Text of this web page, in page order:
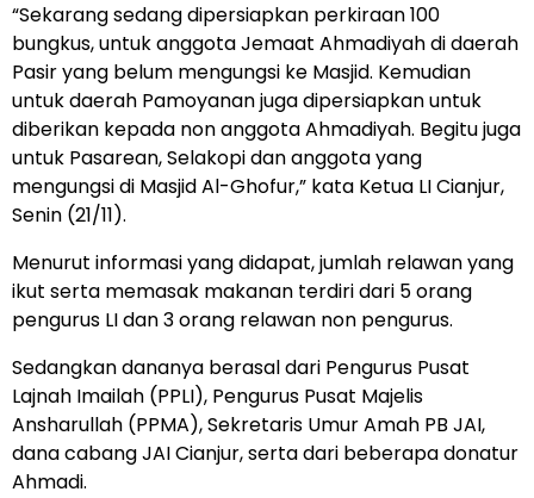
“Sekarang sedang dipersiapkan perkiraan 100
bungkus, untuk anggota Jemaat Ahmadiyah di daerah
Pasir yang belum mengungsi ke Masjid. Kemudian
untuk daerah Pamoyanan juga dipersiapkan untuk
diberikan kepada non anggota Ahmadiyah. Begitu juga
untuk Pasarean, Selakopi dan anggota yang
mengungsi di Masjid Al-Ghofur,” kata Ketua LI Cianjur,
Senin (21/11).
Menurut informasi yang didapat, jumlah relawan yang
ikut serta memasak makanan terdiri dari 5 orang
pengurus LI dan 3 orang relawan non pengurus.
Sedangkan dananya berasal dari Pengurus Pusat
Lajnah Imailah (PPLI), Pengurus Pusat Majelis
Ansharullah (PPMA), Sekretaris Umur Amah PB JAI,
dana cabang JAI Cianjur, serta dari beberapa donatur
Ahmadi.